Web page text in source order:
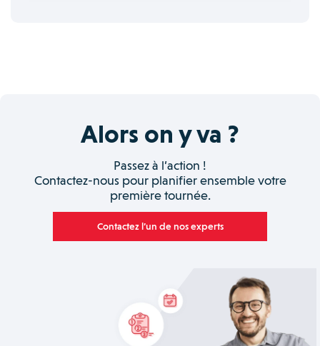
Alors on y va ?
Passez à l’action !
Contactez-nous pour planifier ensemble votre
première tournée.
Contactez l’un de nos experts